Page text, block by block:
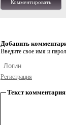
Комментировать
Добавить
Введите свое имя и
Регистрация
Текст